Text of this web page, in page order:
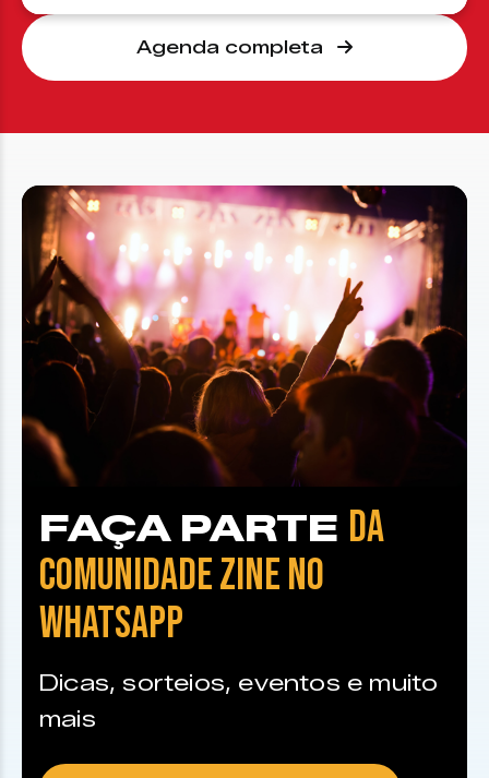
Agenda completa
FAÇA PARTE DA
COMUNIDADE ZINE NO
WHATSAPP
Dicas, sorteios, eventos e muito
mais